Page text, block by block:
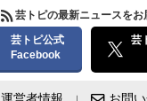
芸トピの最新ニュースをお
芸トピ公式
Facebook
芸
運営者情報 お問